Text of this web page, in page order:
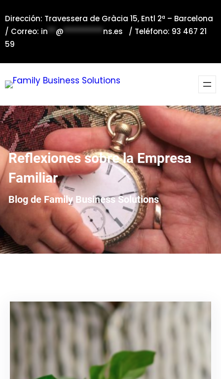
al
contenido
Dirección: Travessera de Gràcia 15, Entl 2ª – Barcelona
/ Correo: in**@**********ns.es / Teléfono: 93 467 21
59
Reflexiones sobre la Empresa
Familiar
Blog de Family Business Solutions